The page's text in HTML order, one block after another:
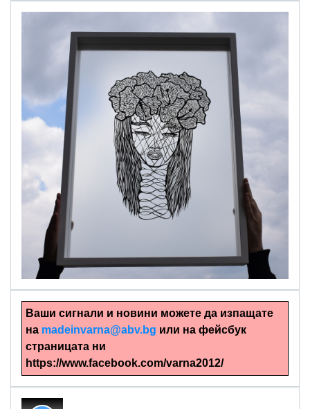
Ръчно изрязани картини
Ваши сигнали и новини можете да изпащате
на madeinvarna@abv.bg или на фейсбук
страницата ни
https://www.facebook.com/varna2012/